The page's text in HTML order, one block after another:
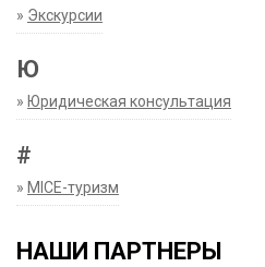
» Экскурсии
Ю
» Юридическая консультация
#
» MICE-туризм
НАШИ ПАРТНЕРЫ